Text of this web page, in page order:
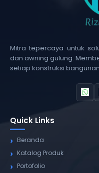
Mitra tepercaya untuk
dan awning gulung.
setiap konstruksi
Quick Links
Beranda
Katalog Produk
Portofolio